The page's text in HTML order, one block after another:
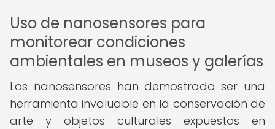
Uso de nanosensores para
monitorear condiciones
ambientales en museos y galerías
Los nanosensores han demostrado ser una
herramienta invaluable en la conservación de
arte y objetos culturales expuestos en